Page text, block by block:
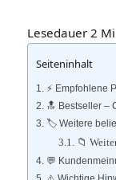
Lesedauer 2
Seiteninhalt
⚡️ Empfohlene
🔝 Bestseller –
🏷️ Weitere
📁
💬